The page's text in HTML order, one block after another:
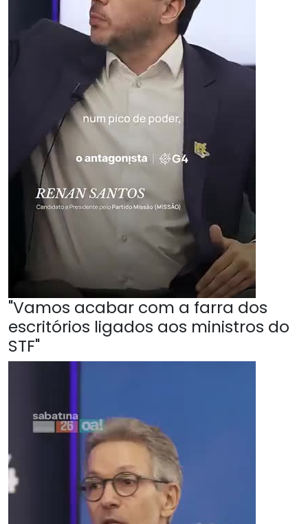
"Vamos acabar com a farra dos
escritórios ligados aos ministros do
STF"